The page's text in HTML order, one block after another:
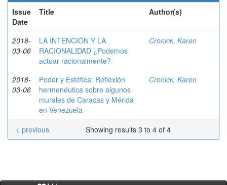
Issue
Date
Title Author(s)
2018-
03-06
LA INTENCIÓN Y LA
RACIONALIDAD ¿Podemos
actuar racionalmente?
Cronick, Karen
2018-
03-06
Poder y Estética: Reflexión
hermenéutica sobre algunos
murales de Caracas y Mérida
en Venezuela
Cronick, Karen
Showing results 3 to 4 of 4
< previous